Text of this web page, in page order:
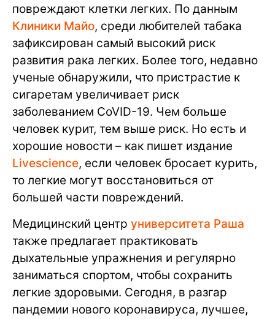
повреждают клетки легких. По данным
Клиники Майо, среди любителей табака
зафиксирован самый высокий риск
развития рака легких. Более того, недавно
ученые обнаружили, что пристрастие к
сигаретам увеличивает риск
заболеванием CoVID-19. Чем больше
человек курит, тем выше риск. Но есть и
хорошие новости – как пишет издание
Livescience, если человек бросает курить,
то легкие могут восстановиться от
большей части повреждений.
Медицинский центр университета Раша
также предлагает практиковать
дыхательные упражнения и регулярно
заниматься спортом, чтобы сохранить
легкие здоровыми. Сегодня, в разгар
пандемии нового коронавируса, лучшее,